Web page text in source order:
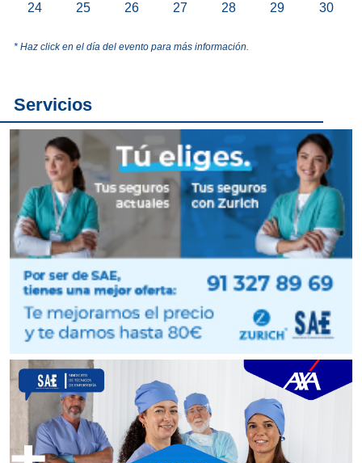
24 25 26 27 28 29 30
* Haz click en el día del evento para más información.
Servicios